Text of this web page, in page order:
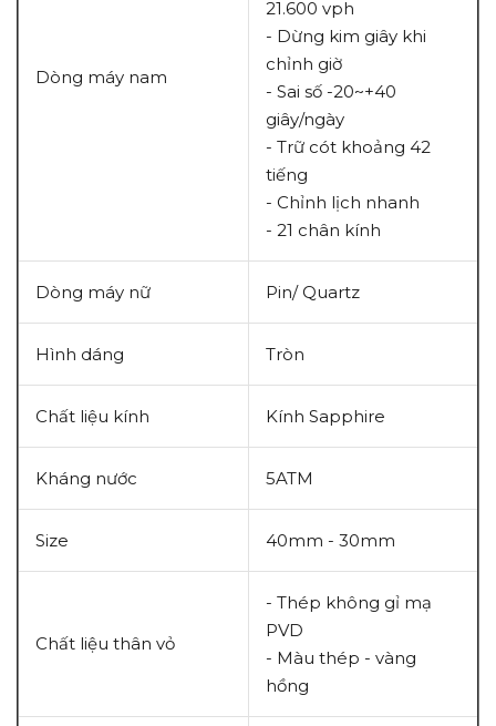
Dòng máy nam
21.600 vph
- Dừng kim giây khi
chỉnh giờ
- Sai số -20~+40
giây/ngày
- Trữ cót khoảng 42
tiếng
- Chỉnh lịch nhanh
- 21 chân kính
Dòng máy nữ Pin/ Quartz
Hình dáng Tròn
Chất liệu kính Kính Sapphire
Kháng nước 5ATM
Size 40mm - 30mm
Chất liệu thân vỏ
- Thép không gỉ mạ
PVD
- Màu thép - vàng
hồng